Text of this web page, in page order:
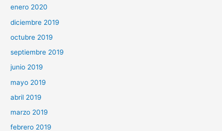
enero 2020
diciembre 2019
octubre 2019
septiembre 2019
junio 2019
mayo 2019
abril 2019
marzo 2019
febrero 2019